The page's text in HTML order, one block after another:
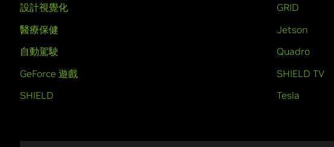
設計視覺化
醫療保健
自動駕駛
GeForce 遊戲
SHIELD
GRID
Jetson
Quadro
SHIELD TV
Tesla